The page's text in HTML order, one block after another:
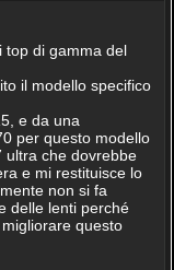
top di gamma del
il modello specifico
e da una
per questo modello
ultra che dovrebbe
e mi restituisce lo
non si fa
delle lenti perché
questo